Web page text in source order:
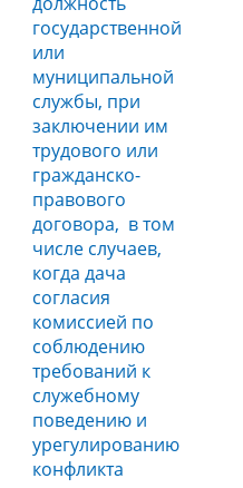
государственной
или
муниципальной
службы, при
заключении им
трудового или
гражданско-
правового
договора, в том
числе случаев,
когда дача
согласия
комиссией по
соблюдению
требований к
служебному
поведению и
урегулированию
конфликта